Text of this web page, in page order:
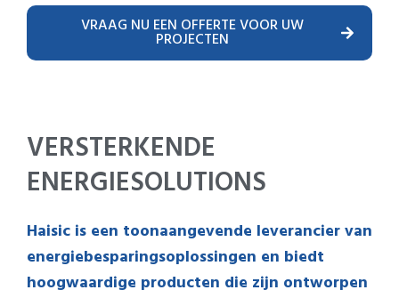
VRAAG NU EEN OFFERTE VOOR UW
PROJECTEN
VERSTERKENDE
ENERGIESOLUTIONS
Haisic is een toonaangevende leverancier van
energiebesparingsoplossingen en biedt
hoogwaardige producten die zijn ontworpen